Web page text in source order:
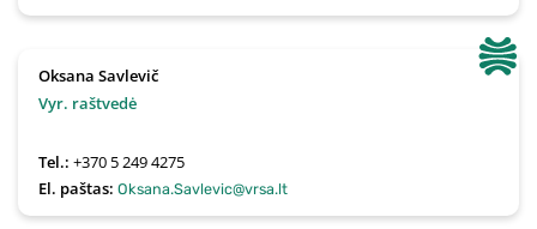
Oksana Savlevič
Vyr. raštvedė
Tel.:+370 5 249 4275
El. paštas:Oksana.Savlevic@vrsa.lt